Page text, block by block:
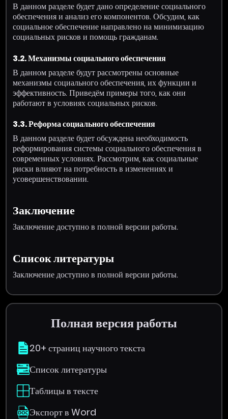
В данном разделе будет дано определение социального
обеспечения и анализ его компонентов. Обсудим, как
социальное обеспечение направлено на минимизацию
социальных рисков и помощь гражданам.
3.2. Механизмы социального обеспечения
В данном разделе будут рассмотрены основные
механизмы социального обеспечения, их функции и
эффективность. Приведём примеры того, как они
работают в условиях социальных рисков.
3.3. Реформа социального обеспечения
В данном разделе будет обсуждена необходимость
реформирования системы социального обеспечения в
современных условиях. Рассмотрим, как социальные
риски влияют на потребность в изменениях и
усовершенствовании.
Заключение
Заключение доступно в полной версии работы.
Список литературы
Заключение доступно в полной версии работы.
Полная версия работы
20+ страниц научного текста
Список литературы
Таблицы в тексте
Экспорт в Word